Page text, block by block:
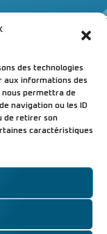
des technologies
aux informations des
nous permettra de
navigation ou les ID
de retirer son
caractéristiques
Conçu avec par